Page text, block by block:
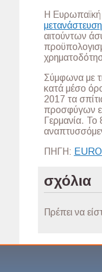
Η
μετανάστευση
αιτούντων
Σύμφωνα με
κατά μέσο
2017 τα
προσφύγων
Γερμανία.
ΠΗΓΗ:
σχόλια
Πρέπει να